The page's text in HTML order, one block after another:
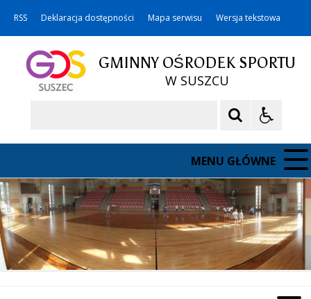
RSS Deklaracja dostępności Mapa serwisu Wersja tekstowa
GMINNY OŚRODEK SPORTU
W SUSZCU
MENU GŁÓWNE